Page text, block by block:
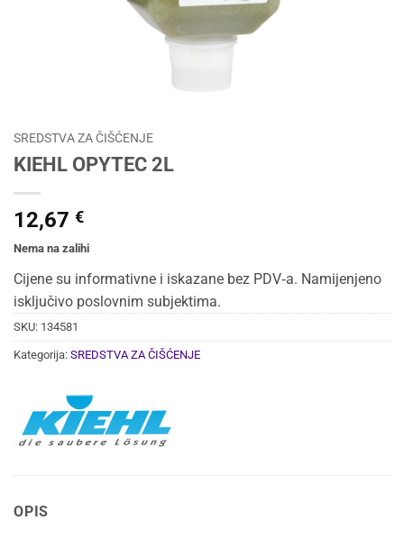
SREDSTVA ZA ČIŠĆENJE
KIEHL OPYTEC 2L
12,67 €
Nema na zalihi
Cijene su informativne i iskazane bez PDV‑a. Namijenjeno
isključivo poslovnim subjektima.
SKU: 134581
Kategorija: SREDSTVA ZA ČIŠĆENJE
OPIS